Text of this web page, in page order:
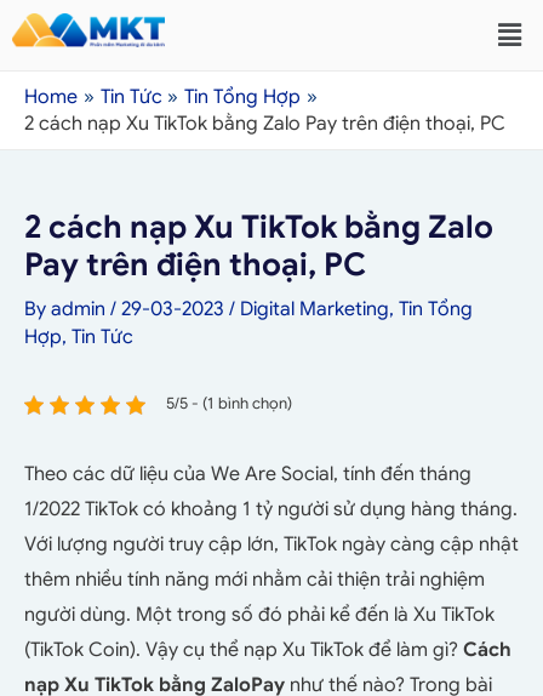
Home Tin Tức
Tin Tổng Hợp
2 cách nạp Xu TikTok bằng Zalo Pay trên điện thoại, PC
2 cách nạp Xu TikTok bằng Zalo
Pay trên điện thoại, PC
By admin / 29-03-2023 / Digital Marketing, Tin Tổng
Hợp, Tin Tức
5/5 - (1 bình chọn)
Theo các dữ liệu của We Are Social, tính đến tháng
1/2022 TikTok có khoảng 1 tỷ người sử dụng hàng tháng.
Với lượng người truy cập lớn, TikTok ngày càng cập nhật
thêm nhiều tính năng mới nhằm cải thiện trải nghiệm
người dùng. Một trong số đó phải kể đến là Xu TikTok
(TikTok Coin). Vậy cụ thể nạp Xu TikTok để làm gì? Cách
nạp Xu TikTok bằng ZaloPay như thế nào? Trong bài